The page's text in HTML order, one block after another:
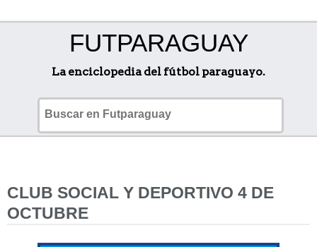
FUTPARAGUAY
La enciclopedia del fútbol paraguayo.
CLUB SOCIAL Y DEPORTIVO 4 DE
OCTUBRE